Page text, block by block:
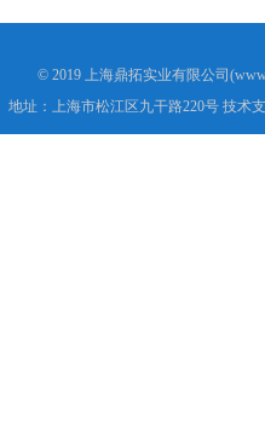
© 2019 上海鼎拓实业有限公司
地址：上海市松江区九干路220号 技术